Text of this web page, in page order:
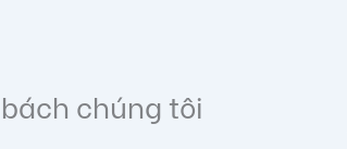
chúng tôi